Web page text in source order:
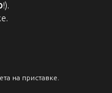
!).
на приставке.